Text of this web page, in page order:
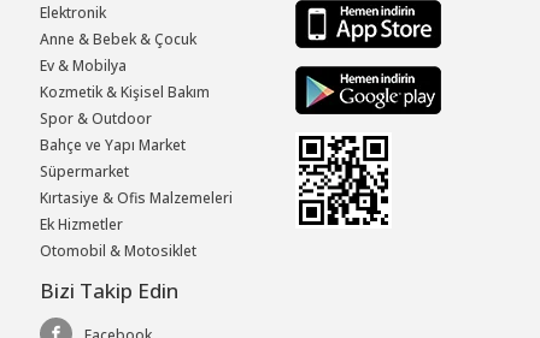
Elektronik
Anne & Bebek & Çocuk
Ev & Mobilya
Kozmetik & Kişisel Bakım
Spor & Outdoor
Bahçe ve Yapı Market
Süpermarket
Kırtasiye & Ofis Malzemeleri
Ek Hizmetler
Otomobil & Motosiklet
Bizi Takip Edin